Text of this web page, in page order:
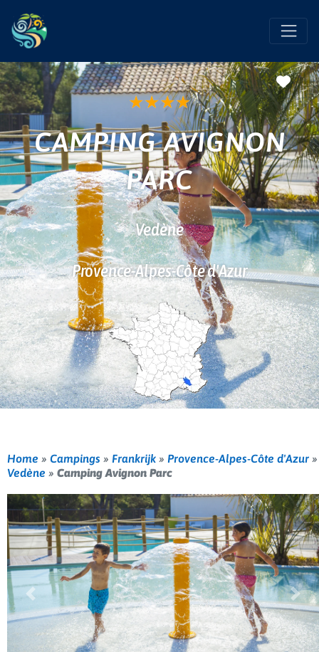
★★★★
CAMPING AVIGNON
PARC
Vedène
Provence-Alpes-Côte d'Azur
Home » Campings » Frankrijk » Provence-Alpes-Côte d'Azur »
Vedène » Camping Avignon Parc
Vorige